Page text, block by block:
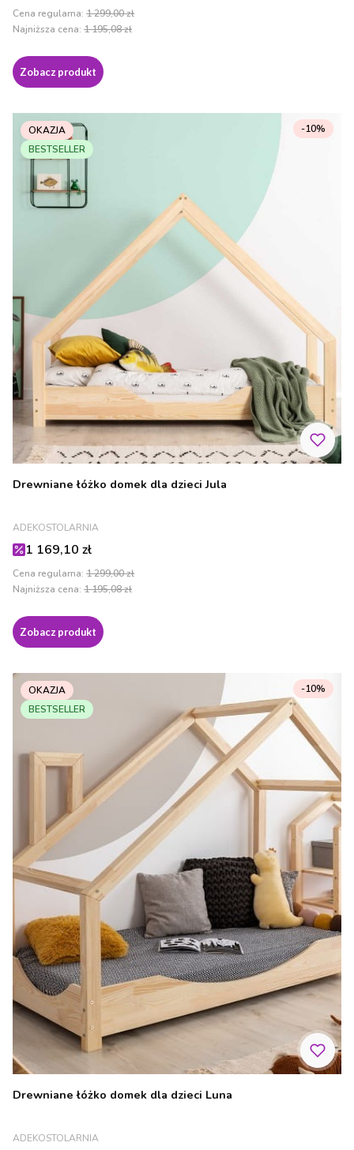
Cena regularna: 1 299,00 zł
Najniższa cena: 1 195,08 zł
Zobacz produkt
OKAZJA
BESTSELLER
Drewniane łóżko domek dla dzieci Jula
PRODUCENT
ADEKOSTOLARNIA
Cena promocyjna
1 169,10 zł
Cena regularna: 1 299,00 zł
-10%
Najniższa cena: 1 195,08 zł
Zobacz produkt
OKAZJA
BESTSELLER
Drewniane łóżko domek dla dzieci Luna
PRODUCENT
ADEKOSTOLARNIA
-10%